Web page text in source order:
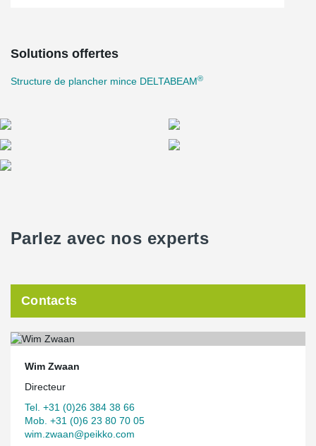
Solutions offertes
Structure de plancher mince DELTABEAM®
Parlez avec nos experts
Contacts
Wim Zwaan
Directeur
Tel. +31 (0)26 384 38 66
Mob. +31 (0)6 23 80 70 05
wim.zwaan@peikko.com